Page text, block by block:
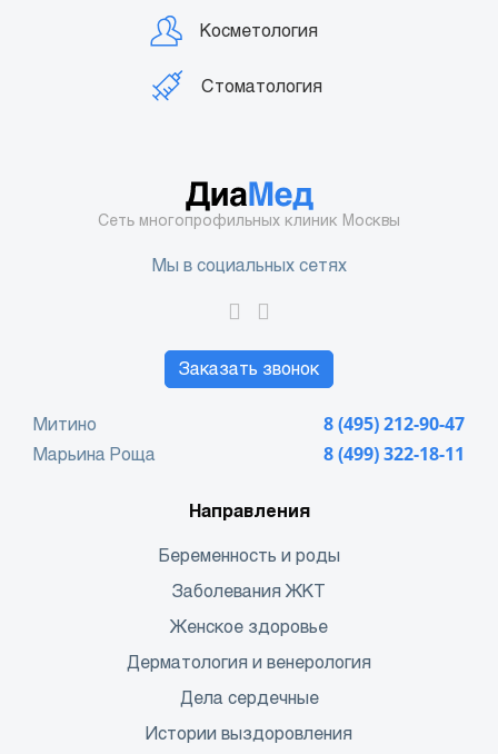
Косметология
Стоматология
Сеть многопрофильных клиник Москвы
Мы в социальных сетях
Заказать звонок
8 (495) 212-90-47
Митино
8 (499) 322-18-11
Марьина Роща
Направления
Беременность и роды
Заболевания ЖКТ
Женское здоровье
Дерматология и венерология
Дела сердечные
Истории выздоровления